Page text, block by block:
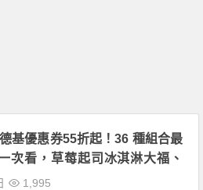
基優惠券55折起！36 種組合最
次看，草莓起司冰淇淋大福、
送也適用
1,995